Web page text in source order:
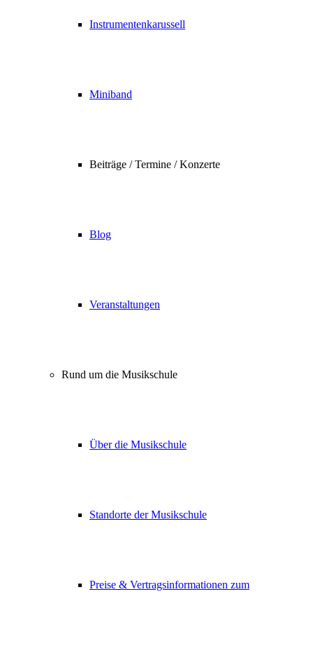
Instrumentenkarussell
Miniband
Beiträge / Termine / Konzerte
Blog
Veranstaltungen
Rund um die Musikschule
Über die Musikschule
Standorte der Musikschule
Preise & Vertragsinformationen zum